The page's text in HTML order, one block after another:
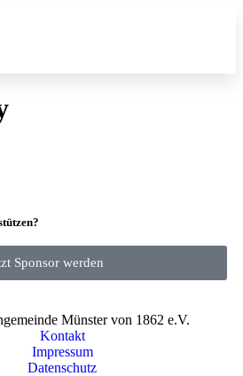
Sponsor werden
Münster von 1862 e.V.
Kontakt
Impressum
Datenschutz